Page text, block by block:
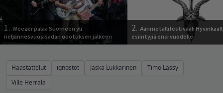
1. Weezer palaa Suomeen yli
neljännesvuosisadan odotuksen jälkeen
2. Äärimetallifestivaali
esiintyjiä ensi vuodelle
Haastattelut ignostot Jaska Lukkarinen
Timo Lassy
Ville Herrala